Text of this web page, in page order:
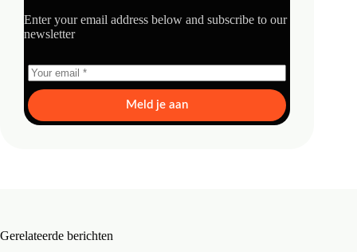
Enter your email address below and subscribe to our
newsletter
Meld je aan
Gerelateerde berichten